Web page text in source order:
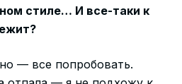
стиле… И все-таки к
— все попробовать.